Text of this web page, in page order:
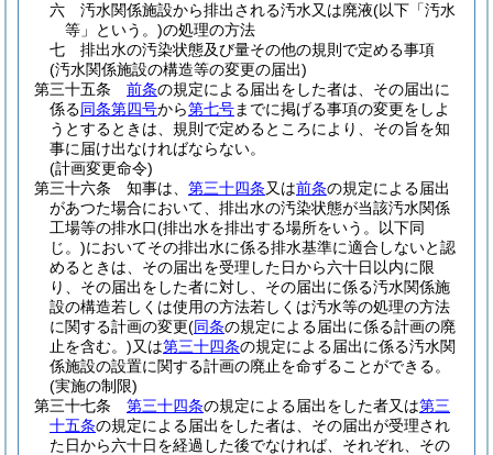
六
汚水関係施設から排出される汚水又は廃液(以下「汚水
等」という。)の処理の方法
七
排出水の汚染状態及び量その他の規則で定める事項
(汚水関係施設の構造等の変更の届出)
第三十五条
前条の規定による届出をした者は、その届出に
係る同条第四号から第七号までに掲げる事項の変更をしよ
うとするときは、規則で定めるところにより、その旨を知
事に届け出なければならない。
(計画変更命令)
第三十六条
知事は、 第三十四条又は前条の規定による届出
があつた場合において、排出水の汚染状態が当該汚水関係
工場等の排水口(排出水を排出する場所をいう。以下同
じ。)においてその排出水に係る排水基準に適合しないと認
めるときは、その届出を受理した日から六十日以内に限
り、その届出をした者に対し、その届出に係る汚水関係施
設の構造若しくは使用の方法若しくは汚水等の処理の方法
に関する計画の変更(同条の規定による届出に係る計画の廃
止を含む。)又は第三十四条の規定による届出に係る汚水関
係施設の設置に関する計画の廃止を命ずることができる。
(実施の制限)
第三十七条
第三十四条の規定による届出をした者又は第三
十五条の規定による届出をした者は、その届出が受理され
た日から六十日を経過した後でなければ、それぞれ、その